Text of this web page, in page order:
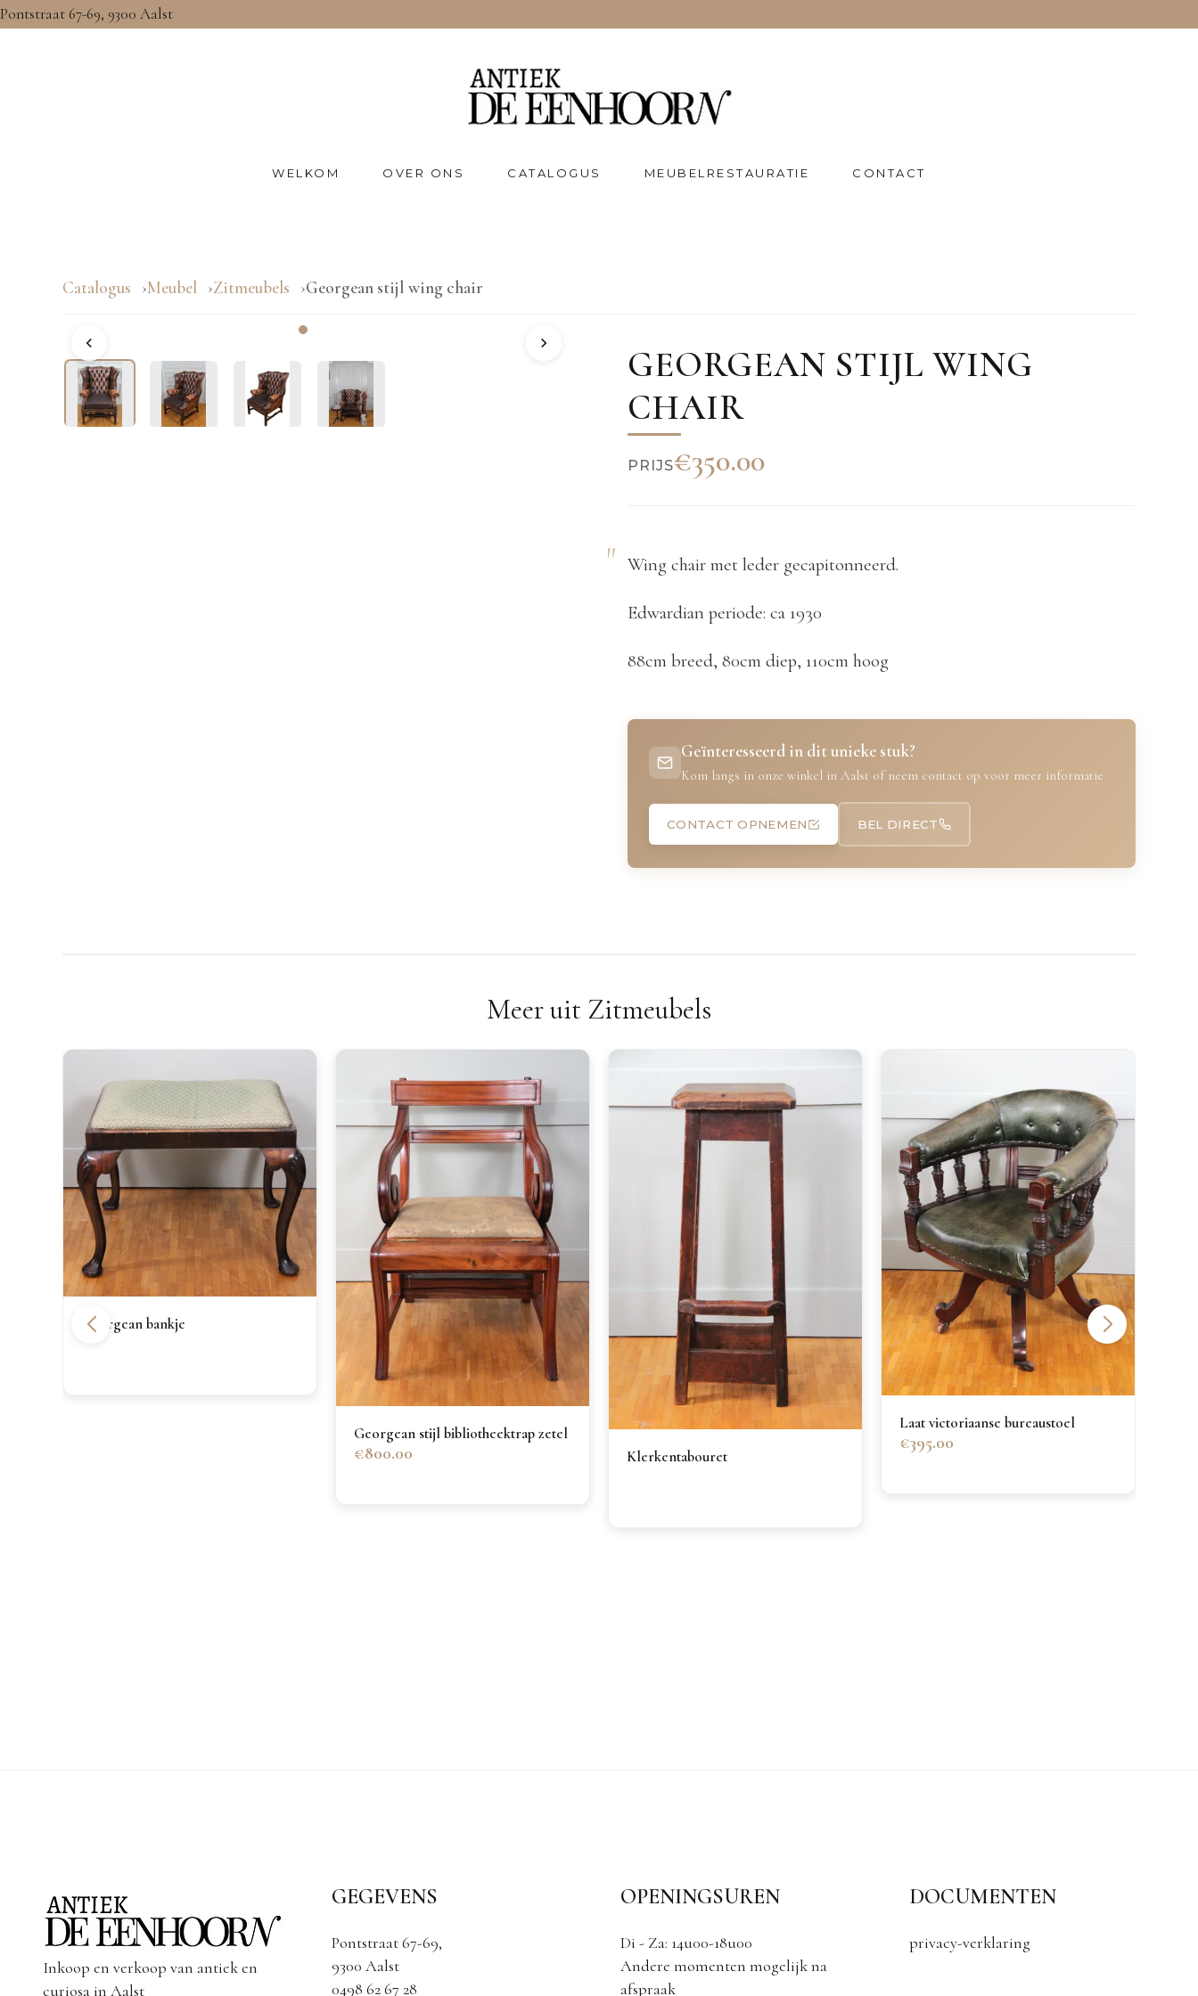
Pontstraat 67-69, 9300 Aalst
WELKOM OVER ONS CATALOGUS MEUBELRESTAURATIE CONTACT
Catalogus Meubel Zitmeubels Georgean stijl wing chair
GEORGEAN STIJL WING
CHAIR
PRIJS€350.00
Wing chair met leder gecapitonneerd.
Edwardian periode: ca 1930
88cm breed, 80cm diep, 110cm hoog
Geïnteresseerd in dit unieke stuk?
Kom langs in onze winkel in Aalst of neem contact op voor meer informatie
CONTACT OPNEMEN BEL DIRECT
Meer uit Zitmeubels
Georgean bankje
Georgean stijl bibliotheektrap zetel
€800.00 Klerkentabouret
Laat victoriaanse bureaustoel
€395.00
Inkoop en verkoop van antiek en
curiosa in Aalst
GEGEVENS
Pontstraat 67-69,
9300 Aalst
0498 62 67 28
OPENINGSUREN
Di - Za: 14u00-18u00
Andere momenten mogelijk na
afspraak
DOCUMENTEN
privacy-verklaring